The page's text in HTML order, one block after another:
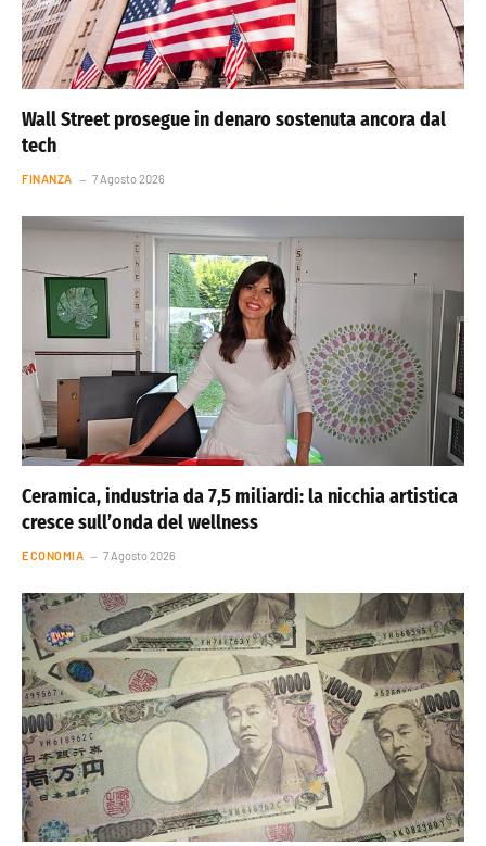
Wall Street prosegue in denaro sostenuta ancora dal
tech
FINANZA 7 Agosto 2026
Ceramica, industria da 7,5 miliardi: la nicchia artistica
cresce sull’onda del wellness
ECONOMIA 7 Agosto 2026